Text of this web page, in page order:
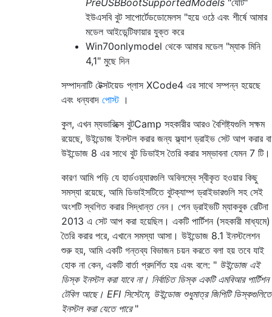
ইউএসবি বুট সাপোর্টেডডোমেলস "হয়ে ওঠে এবং শীর্ষে আমার
মডেল আইডেন্টিফায়ার যুক্ত করে
Win70onlymodel থেকে আমার মডেল "ম্যাক মিনি
4,1" মুছে দিন
সম্পাদনাটি টেক্সটয়েড প্লাস XCode4 এর সাথে সম্পন্ন হয়েছে
এবং ধন্যবাদ পোস্ট ।
কুল, এখন ম্যভারিক্সে বুটCamp সহকারীর আরও বৈশিষ্ট্যগুলি সক্ষম
রয়েছে, উইন্ডোজ ইনস্টল করার জন্য ফ্ল্যাশ ড্রাইভ সেট আপ করার বা
উইন্ডোজ 8 এর সাথে বুট ডিভাইস তৈরি করার সম্ভাবনা যেমন 7 টি।
কারণ আমি পড়ি যে হার্ডওয়্যারগুলি অবিলম্বে স্বীকৃত হওয়ার কিছু
সমস্যা রয়েছে, আমি ডিভাইসটিতে বুটক্যাম্প ড্রাইভারগুলি সহ সেই
অংশটি স্থগিত করার সিদ্ধান্ত নেন। পেন ড্রাইভটি ম্যাকবুক রেটিনা
2013 এ সেট আপ করা হয়েছিল। একটি পার্টিশন (সহকারী মাধ্যমে)
তৈরি করার পরে, এখানে সমস্যা আসা। উইন্ডোজ 8.1 ইনস্টলেশন
শুরু হয়, আমি একটি গন্তব্য বিভাজন চয়ন করতে বলা হয় তবে যাই
হোক না কেন, একটি বার্তা প্রদর্শিত হয় এবং বলে: " উইন্ডোজ এই
ডিস্ক ইনস্টল করা যাবে না। নির্বাচিত ডিস্ক একটি এমবিআর পার্টিশন
টেবিল আছে। EFI সিস্টেমে, উইন্ডোজ শুধুমাত্র জিপিটি ডিস্কগুলিতে
ইনস্টল করা যেতে পারে"